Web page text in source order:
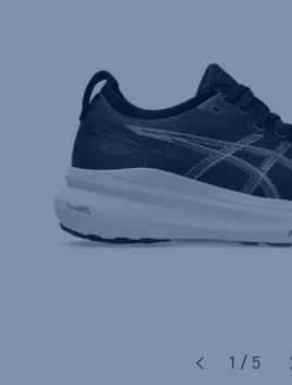
1 / 5